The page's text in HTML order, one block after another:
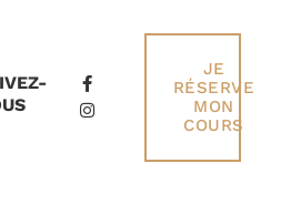
JE
RÉSERVE
MON
COURS